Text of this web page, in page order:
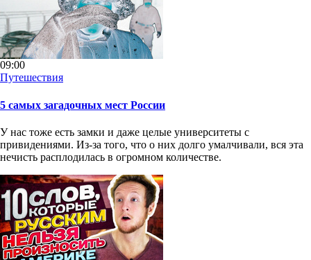
09:00
Путешествия
5 самых загадочных мест России
У нас тоже есть замки и даже целые университеты с
привидениями. Из-за того, что о них долго умалчивали, вся эта
нечисть расплодилась в огромном количестве.